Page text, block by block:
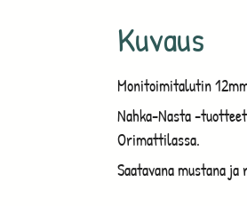
Kuvaus
Monitoimitalutin
Nahka-Nasta -
Orimattilassa.
Saatavana mustana ja